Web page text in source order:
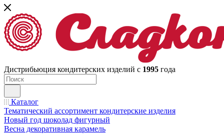
Дистрибьюция кондитерских изделий с 1995 года
Каталог
Тематический ассортимент кондитерские изделия
Новый год шоколад фигурный
Весна декоративная карамель